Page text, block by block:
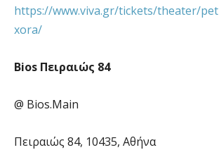
https://www.viva.gr/tickets/theater/
xora/
Bios Πειραιώς 84
@ Bios.Main
Πειραιώς 84, 10435, Αθήνα